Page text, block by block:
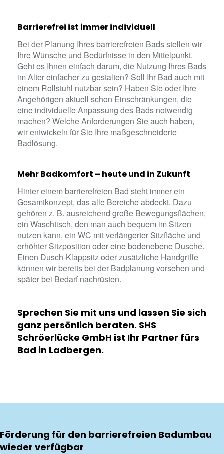
Barrierefrei ist immer individuell
Bei der Planung Ihres barrierefreien Bads stellen wir
Ihre Wünsche und Bedürfnisse in den Mittelpunkt.
Geht es Ihnen einfach darum, die Nutzung Ihres Bads
im Alter einfacher zu gestalten? Soll Ihr Bad auch mit
einem Rollstuhl nutzbar sein? Haben Sie oder Ihre
Angehörigen aktuell schon Einschränkungen, die
eine individuelle Anpassung des Bads notwendig
machen? Welche Anforderungen Sie auch haben,
wir entwickeln für Sie Ihre maßgeschneiderte
Badlösung.
Mehr Badkomfort – heute und in Zukunft
Hinter einem barrierefreien Bad steht immer ein
Gesamtkonzept, das alle Bereiche abdeckt. Dazu
gehören z. B. ausreichend große Bewegungsflächen,
ein Waschtisch, den man auch bequem im Sitzen
nutzen kann, ein WC mit verlängerter Sitzfläche und
erhöhter Sitzposition oder eine bodenebene Dusche.
Einen Dusch-Klappsitz oder zusätzliche Handgriffe
können wir bereits bei der Badplanung vorsehen und
später bei Bedarf nachrüsten.
Sprechen Sie mit uns und lassen Sie sich
ganz persönlich beraten. SHS
Schröerlücke GmbH ist Ihr Partner fürs
Bad in Ladbergen.
Förderung für den barrierefreien Badumbau
wieder verfügbar